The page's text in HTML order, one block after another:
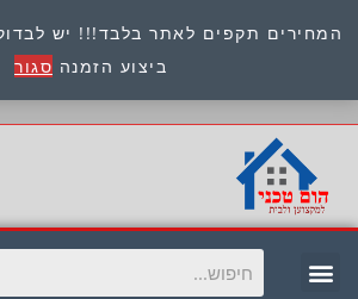
המחירים תקפים לאתר בלבד!!! יש
ביצוע הזמנה סגור
8945722